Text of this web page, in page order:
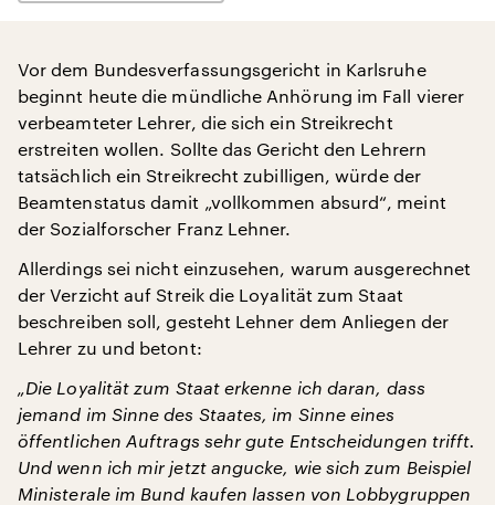
Vor dem Bundesverfassungsgericht in Karlsruhe
beginnt heute die mündliche Anhörung im Fall vierer
verbeamteter Lehrer, die sich ein Streikrecht
erstreiten wollen. Sollte das Gericht den Lehrern
tatsächlich ein Streikrecht zubilligen, würde der
Beamtenstatus damit „vollkommen absurd“, meint
der Sozialforscher Franz Lehner.
Allerdings sei nicht einzusehen, warum ausgerechnet
der Verzicht auf Streik die Loyalität zum Staat
beschreiben soll, gesteht Lehner dem Anliegen der
Lehrer zu und betont:
„Die Loyalität zum Staat erkenne ich daran, dass
jemand im Sinne des Staates, im Sinne eines
öffentlichen Auftrags sehr gute Entscheidungen trifft.
Und wenn ich mir jetzt angucke, wie sich zum Beispiel
Ministerale im Bund kaufen lassen von Lobbygruppen